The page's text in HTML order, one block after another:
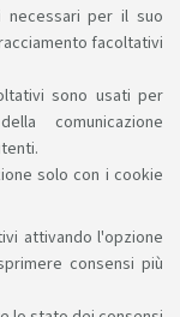
necessari per il suo
facoltativi
sono usati per
comunicazione
solo con i cookie
attivando l'opzione
consensi più
storia a
online.